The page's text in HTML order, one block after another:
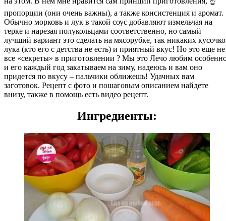
пропорции (они очень важны), а также консистенция и аромат.
Обычно морковь и лук в такой соус добавляют измельчая на
терке и нарезая полукольцами соответственно, но самый
лучший вариант это сделать на мясорубке, так никаких
лука (кто его с детства не есть) и приятный вкус! Но это еще не
все «секреты» в приготовлении ? Мы это Лечо любим
и его каждый год закатываем на зиму, надеюсь и вам оно
придется по вкусу – пальчики оближешь! Удачных вам
заготовок. Рецепт с фото и пошаговым описанием найдете
внизу, также в помощь есть видео рецепт.
Ингредиенты: